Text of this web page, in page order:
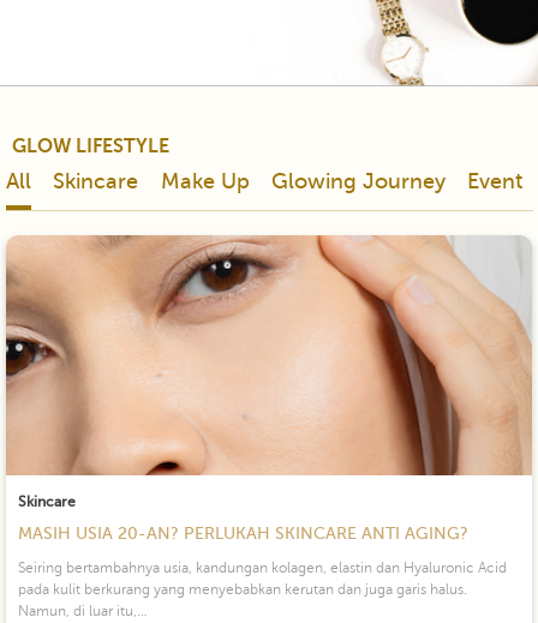
GLOW LIFESTYLE
All Skincare Make Up Glowing Journey Event
Skincare
MASIH USIA 20-AN? PERLUKAH SKINCARE ANTI AGING?
Seiring bertambahnya usia, kandungan kolagen, elastin dan Hyaluronic Acid
pada kulit berkurang yang menyebabkan kerutan dan juga garis halus.
Namun, di luar itu,…